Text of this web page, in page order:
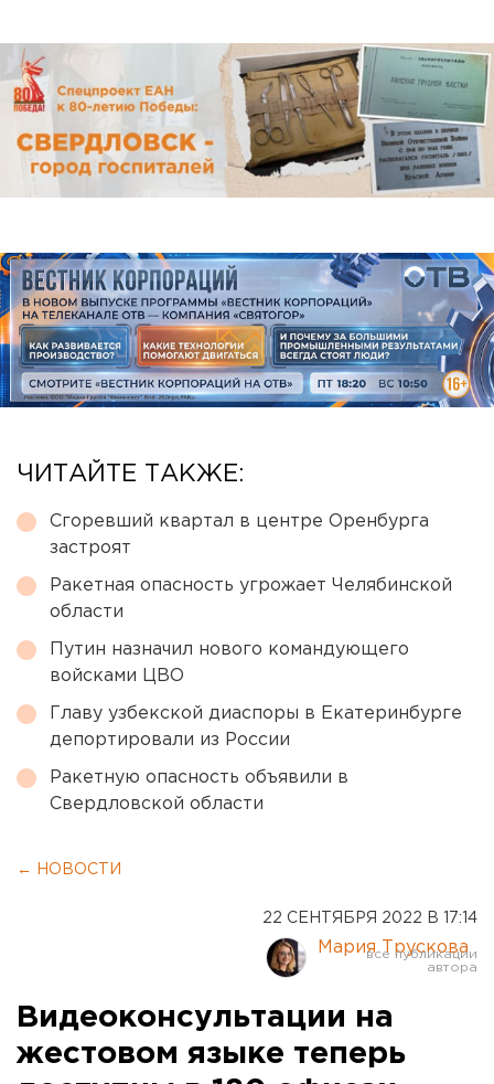
ЧИТАЙТЕ ТАКЖЕ:
Сгоревший квартал в центре Оренбурга
застроят
Ракетная опасность угрожает Челябинской
области
Путин назначил нового командующего
войсками ЦВО
Главу узбекской диаспоры в Екатеринбурге
депортировали из России
Ракетную опасность объявили в
Свердловской области
← НОВОСТИ
22 СЕНТЯБРЯ 2022 В 17:14
Мария Трускова
Видеоконсультации на
жестовом языке теперь